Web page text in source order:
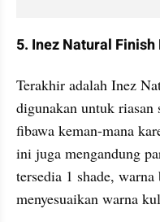
5. Inez Natural
Terakhir adalah Inez
digunakan untuk
fibawa keman-mana
ini juga mengandung
tersedia 1 shade,
menyesuaikan warna